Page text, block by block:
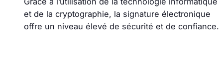
et de la cryptographie, la signature électronique
offre un niveau élevé de sécurité et de confiance.